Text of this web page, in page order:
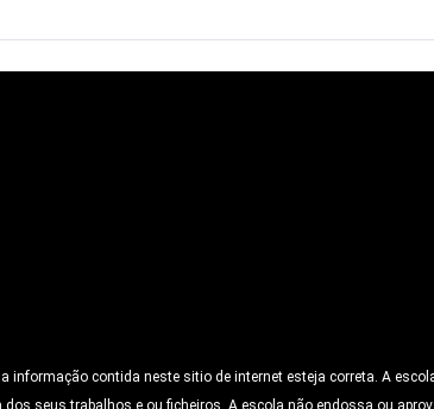
contida neste sitio de internet esteja correta. A
seus trabalhos e ou ficheiros. A escola não endossa ou